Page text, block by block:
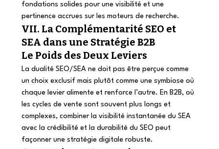
fondations solides pour une visibilité et une
pertinence accrues sur les moteurs de recherche.
VII. La Complémentarité SEO et
SEA dans une Stratégie B2B
Le Poids des Deux Leviers
La dualité SEO/SEA ne doit pas être perçue comme
un choix exclusif mais plutôt comme une symbiose où
chaque levier alimente et renforce l’autre. En B2B, où
les cycles de vente sont souvent plus longs et
complexes, combiner la visibilité instantanée du SEA
avec la crédibilité et la durabilité du SEO peut
façonner une stratégie digitale robuste.